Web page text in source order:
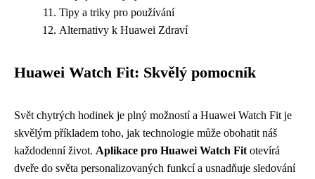
Tipy a triky pro používání
Alternativy k Huawei Zdraví
Huawei Watch Fit: Skvělý pomocník
Svět chytrých hodinek je plný možností a Huawei Watch Fit je
skvělým příkladem toho, jak technologie může obohatit náš
každodenní život. Aplikace pro Huawei Watch Fit otevírá
dveře do světa personalizovaných funkcí a usnadňuje sledování